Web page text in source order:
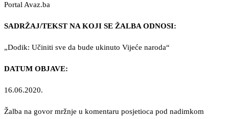
Portal Avaz.ba
SADRŽAJ/TEKST NA KOJI SE ŽALBA ODNOSI:
„Dodik: Učiniti sve da bude ukinuto Vijeće naroda“
DATUM OBJAVE:
16.06.2020.
Žalba na govor mržnje u komentaru posjetioca pod nadimkom